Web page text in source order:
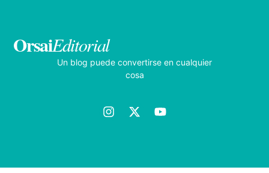
OrsaiEditorial
Un blog puede convertirse en cualquier
cosa